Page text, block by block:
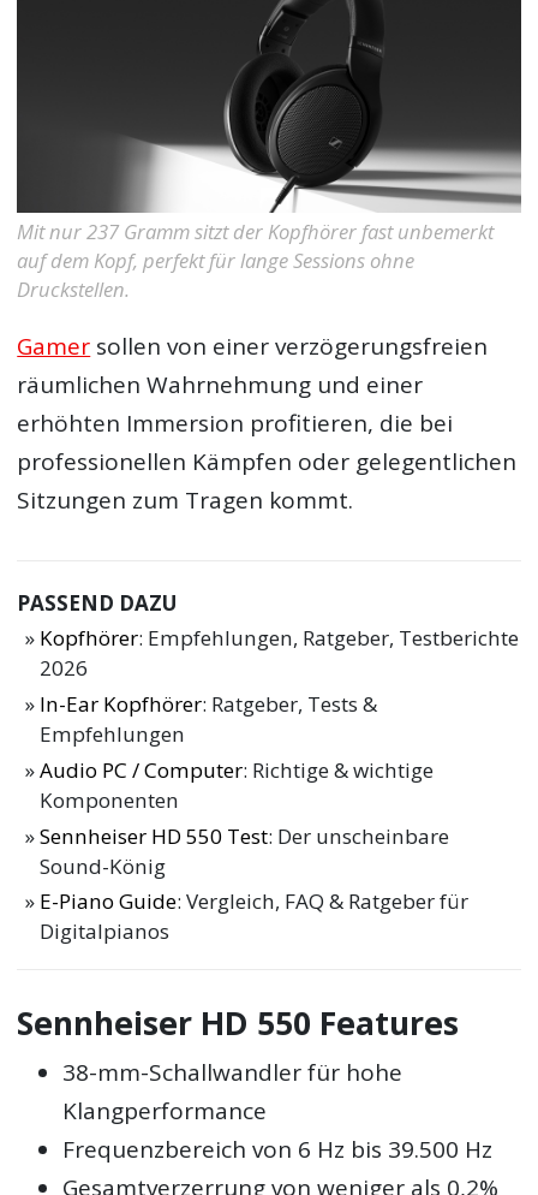
Mit nur 237 Gramm sitzt der Kopfhörer fast unbemerkt
auf dem Kopf, perfekt für lange Sessions ohne
Druckstellen.
Gamer sollen von einer verzögerungsfreien
räumlichen Wahrnehmung und einer
erhöhten Immersion profitieren, die bei
professionellen Kämpfen oder gelegentlichen
Sitzungen zum Tragen kommt.
PASSEND DAZU
Kopfhörer: Empfehlungen, Ratgeber, Testberichte
2026
In-Ear Kopfhörer: Ratgeber, Tests &
Empfehlungen
Audio PC / Computer: Richtige & wichtige
Komponenten
Sennheiser HD 550 Test: Der unscheinbare
Sound-König
E-Piano Guide: Vergleich, FAQ & Ratgeber für
Digitalpianos
Sennheiser HD 550 Features
38-mm-Schallwandler für hohe
Klangperformance
Frequenzbereich von 6 Hz bis 39.500 Hz
Gesamtverzerrung von weniger als 0,2%